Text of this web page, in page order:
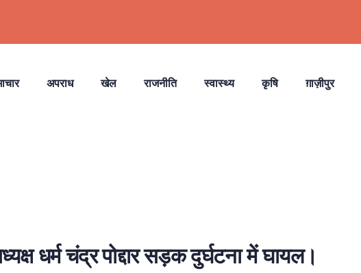
अपराध खेल राजनीति स्वास्थ्य कृषि ग़ाज़ीपुर
धर्म चंद्र पोद्दार सड़क दुर्घटना में घायल।